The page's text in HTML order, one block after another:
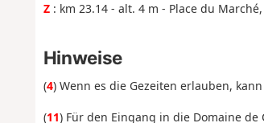
Z: km 23.14 - alt. 4 m - Place du
Hinweise
(4) Wenn es die Gezeiten erlauben,
(11) Für den Eingang in die Domaine